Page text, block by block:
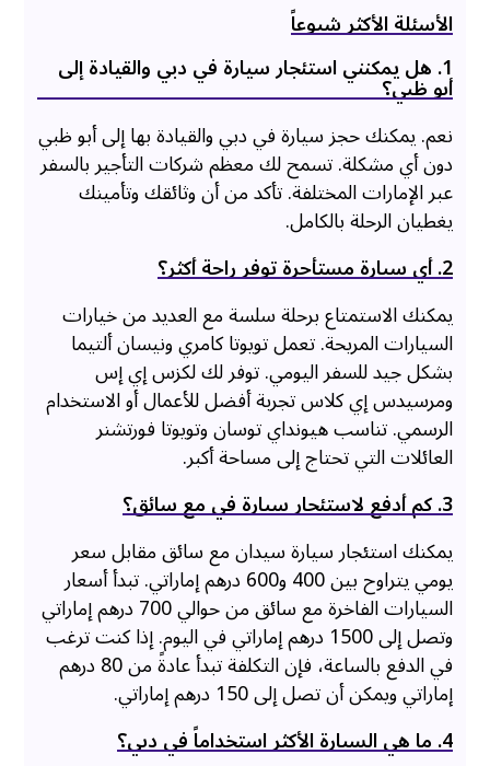
الأسئلة الأكثر شيوعاً
1. هل يمكنني استئجار سيارة في دبي والقيادة إلى
أبو ظبي؟
نعم. يمكنك حجز سيارة في دبي والقيادة بها إلى أبو ظبي
دون أي مشكلة. تسمح لك معظم شركات التأجير بالسفر
عبر الإمارات المختلفة. تأكد من أن وثائقك وتأمينك
يغطيان الرحلة بالكامل.
2. أي سيارة مستأجرة توفر راحة أكثر؟
يمكنك الاستمتاع برحلة سلسة مع العديد من خيارات
السيارات المريحة. تعمل تويوتا كامري ونيسان ألتيما
بشكل جيد للسفر اليومي. توفر لك لكزس إي إس
ومرسيدس إي كلاس تجربة أفضل للأعمال أو الاستخدام
الرسمي. تناسب هيونداي توسان وتويوتا فورتشنر
العائلات التي تحتاج إلى مساحة أكبر.
3. كم أدفع لاستئجار سيارة في مع سائق؟
يمكنك استئجار سيارة سيدان مع سائق مقابل سعر
يومي يتراوح بين 400 و600 درهم إماراتي. تبدأ أسعار
السيارات الفاخرة مع سائق من حوالي 700 درهم إماراتي
وتصل إلى 1500 درهم إماراتي في اليوم. إذا كنت ترغب
في الدفع بالساعة، فإن التكلفة تبدأ عادةً من 80 درهم
إماراتي ويمكن أن تصل إلى 150 درهم إماراتي.
4. ما هي السيارة الأكثر استخداماً في دبي؟